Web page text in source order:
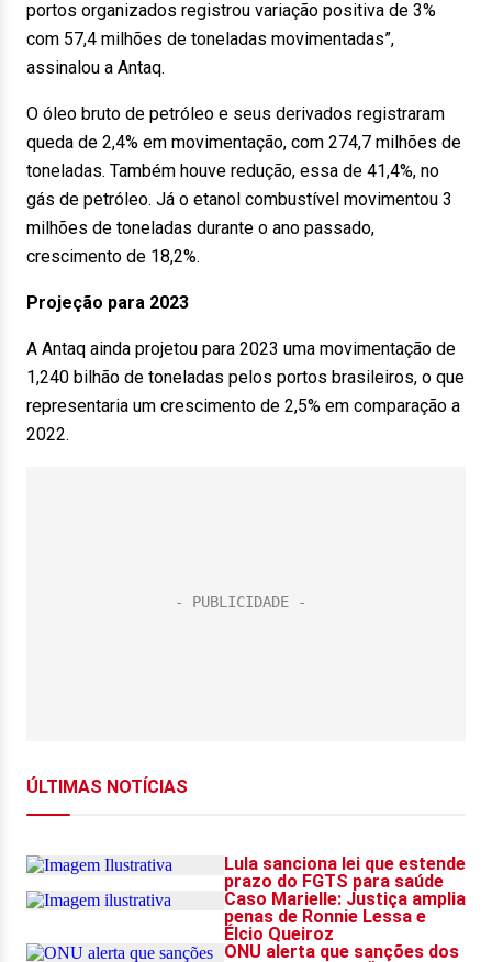
portos organizados registrou variação positiva de 3%
com 57,4 milhões de toneladas movimentadas”,
assinalou a Antaq.
O óleo bruto de petróleo e seus derivados registraram
queda de 2,4% em movimentação, com 274,7 milhões de
toneladas. Também houve redução, essa de 41,4%, no
gás de petróleo. Já o etanol combustível movimentou 3
milhões de toneladas durante o ano passado,
crescimento de 18,2%.
Projeção para 2023
A Antaq ainda projetou para 2023 uma movimentação de
1,240 bilhão de toneladas pelos portos brasileiros, o que
representaria um crescimento de 2,5% em comparação a
2022.